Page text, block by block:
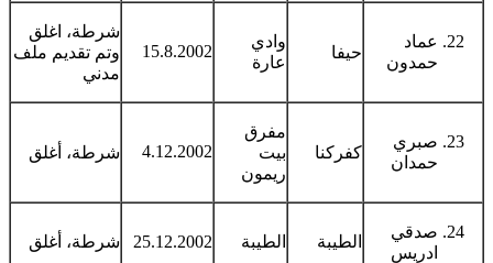
عماد
حمدون
حيفا
وادي
عارة
15.8.2002
شرطة، اغلق
وتم تقديم ملف
مدني
صبري
حمدان
كفركنا
مفرق
بيت
ريمون
4.12.2002 شرطة، أغلق
صدقي
ادريس
الطيبة الطيبة 25.12.2002 شرطة، أغلق